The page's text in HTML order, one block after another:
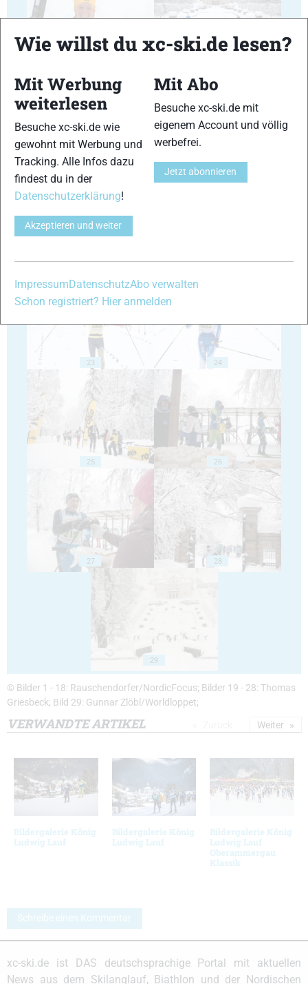
19 20
21 22
23 24
25 26
27 28
29
© Bilder 1 - 18: Rauschendorfer/NordicFocus; Bilder 19 - 28: Thomas
Griesbeck; Bild 29: Gunnar Zlöbl/Worldloppet;
VERWANDTE ARTIKEL
Bildergalerie König
Ludwig Lauf
Bildergalerie König
Ludwig Lauf
Bildergalerie König
Ludwig Lauf
Oberammergau
Klassik
Weiter
Schreibe einen Kommentar
xc-ski.de ist DAS deutschsprachige Portal mit aktuellen
News aus dem Skilanglauf, Biathlon und der Nordischen
Wie willst du xc-ski.de lesen?
Mit Werbung
weiterlesen
Besuche xc-ski.de wie
gewohnt mit Werbung und
Tracking. Alle Infos dazu
findest du in der
Datenschutzerklärung!
Akzeptieren und weiter
Mit Abo
Besuche xc-ski.de mit
eigenem Account und völlig
werbefrei.
Jetzt abonnieren
Impressum DatenschutzAbo verwalten
Schon registriert? Hier anmelden